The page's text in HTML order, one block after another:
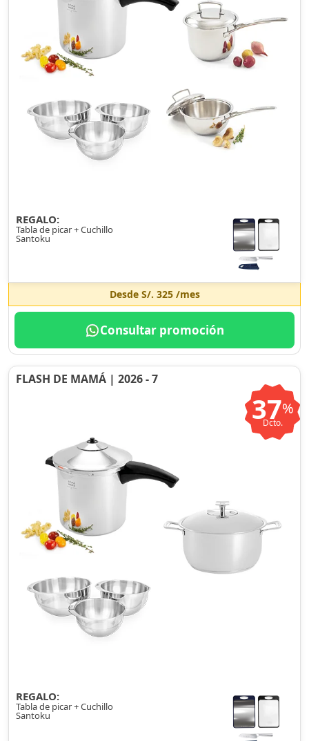
REGALO:
Tabla de picar + Cuchillo
Santoku
Desde S/. 325/mes
Consultar promoción
FLASH DE MAMÁ | 2026 - 7
37%
Dcto.
REGALO:
Tabla de picar + Cuchillo
Santoku